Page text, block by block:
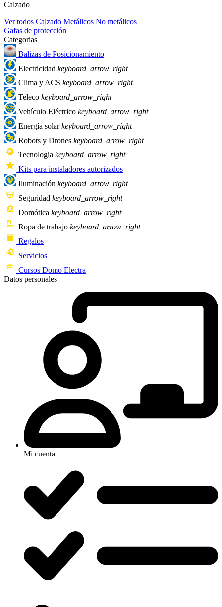
Calzado
Ver todos Calzado Metálicos No metálicos
Gafas de protección
Categorias
Balizas de Posicionamiento
Electricidad keyboard_arrow_right
Clima y ACS keyboard_arrow_right
Teleco keyboard_arrow_right
Vehículo Eléctrico keyboard_arrow_right
Energía solarkeyboard_arrow_right
Robots y Drones keyboard_arrow_right
Tecnología keyboard_arrow_right
Kits para instaladores autorizados
Iluminación keyboard_arrow_right
Seguridad keyboard_arrow_right
Domótica keyboard_arrow_right
Ropa de trabajo keyboard_arrow_right
Regalos
Servicios
Cursos Domo Electra
Datos personales
Mi cuenta